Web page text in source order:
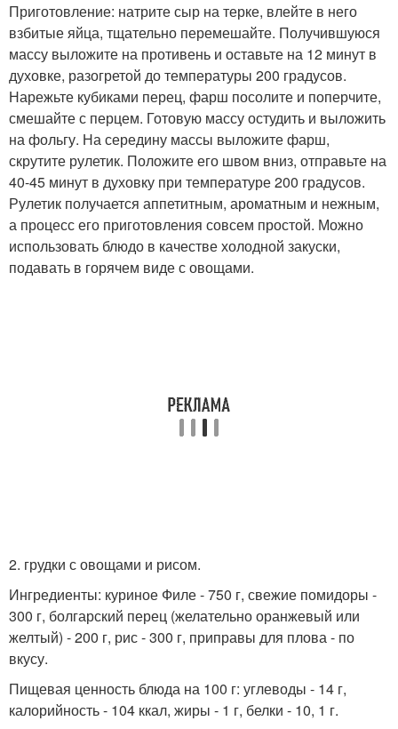
Приготовление: натрите сыр на терке, влейте в него
взбитые яйца, тщательно перемешайте. Получившуюся
массу выложите на противень и оставьте на 12 минут в
духовке, разогретой до температуры 200 градусов.
Нарежьте кубиками перец, фарш посолите и поперчите,
смешайте с перцем. Готовую массу остудить и выложить
на фольгу. На середину массы выложите фарш,
скрутите рулетик. Положите его швом вниз, отправьте на
40-45 минут в духовку при температуре 200 градусов.
Рулетик получается аппетитным, ароматным и нежным,
а процесс его приготовления совсем простой. Можно
использовать блюдо в качестве холодной закуски,
подавать в горячем виде с овощами.
2. грудки с овощами и рисом.
Ингредиенты: куриное Филе - 750 г, свежие помидоры -
300 г, болгарский перец (желательно оранжевый или
желтый) - 200 г, рис - 300 г, приправы для плова - по
вкусу.
Пищевая ценность блюда на 100 г: углеводы - 14 г,
калорийность - 104 ккал, жиры - 1 г, белки - 10, 1 г.